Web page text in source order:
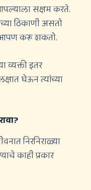
सक्षम करते.
ठिकाणी असतो
आपण करू शकतो.
व्यक्ती इतर
घेऊन त्यांच्या
निरनिराळ्या
काही प्रकार